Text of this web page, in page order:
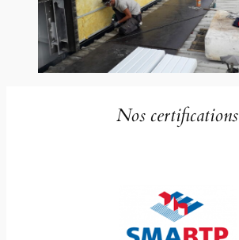
Nos certifications